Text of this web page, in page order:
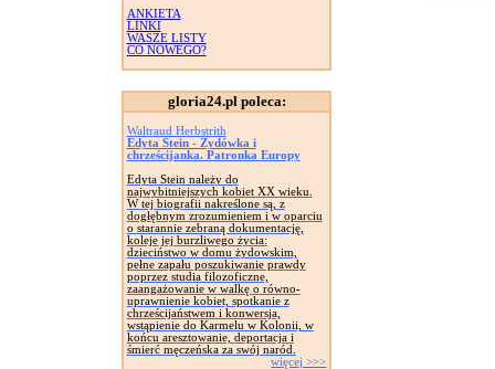
ANKIETA
LINKI
WASZE LISTY
CO NOWEGO?
gloria24.pl poleca:
Waltraud Herbstrith
Edyta Stein - Żydówka i
chrześcijanka. Patronka Europy
Edyta Stein należy do
najwybitniejszych kobiet XX wieku.
W tej biografii nakreślone są, z
dogłębnym zrozumieniem i w oparciu
o starannie zebraną dokumentację,
koleje jej burzliwego życia:
dzieciństwo w domu żydowskim,
pełne zapału poszukiwanie prawdy
poprzez studia filozoficzne,
zaangażowanie w walkę o równo-
uprawnienie kobiet, spotkanie z
chrześcijaństwem i konwersja,
wstąpienie do Karmelu w Kolonii, w
końcu aresztowanie, deportacja i
śmierć męczeńska za swój naród.
więcej >>>